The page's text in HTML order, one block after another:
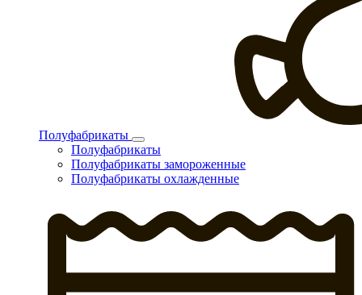
Полуфабрикаты
Полуфабрикаты
Полуфабрикаты замороженные
Полуфабрикаты охлажденные